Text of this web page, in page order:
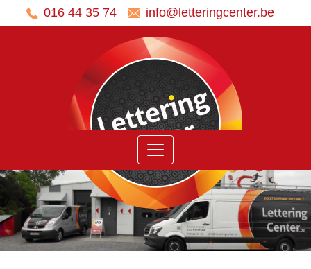
voertuigen
Panelen
Stickers
Banners
016 44 35 74 info@letteringcenter.be